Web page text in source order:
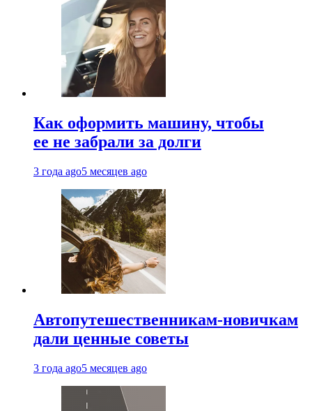
Как оформить машину, чтобы
ее не забрали за долги
3 года ago5 месяцев ago
Автопутешественникам-новичкам
дали ценные советы
3 года ago5 месяцев ago